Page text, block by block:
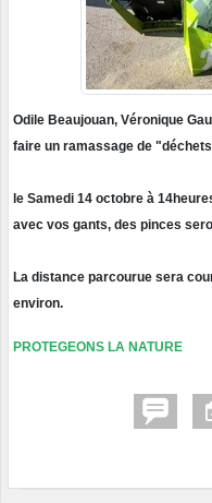
Odile Beaujouan, Véronique
faire un ramassage de
le Samedi 14 octobre à
avec vos gants, des pinces
La distance parcourue sera
environ.
PROTEGEONS LA NATURE